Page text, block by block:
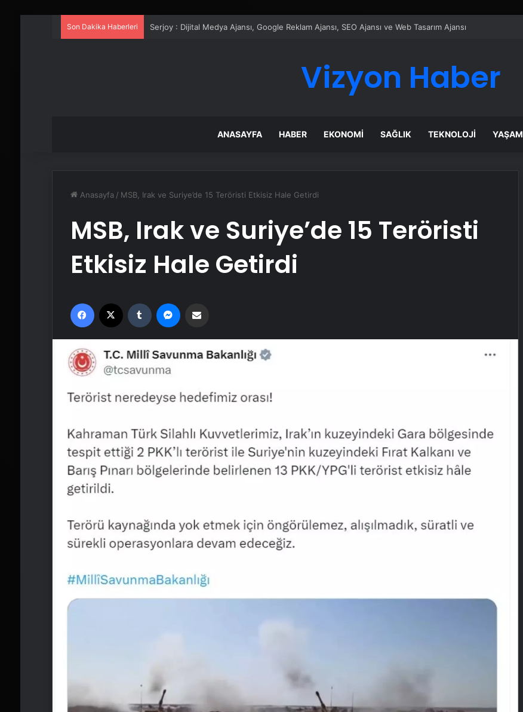
Son Dakika Haberleri UETDS Nedir ? Uetds.com İle Akıllı Dijital Taşımacılık Yazılımı
Vizyon Haber
ANASAYFA HABER EKONOMI SAĞLIK TEKNOLOJI YAŞAM
Anasayfa / MSB, Irak ve Suriye’de 15 Teröristi Etkisiz Hale Getirdi
MSB, Irak ve Suriye’de 15 Teröristi
Etkisiz Hale Getirdi
Facebook Tumblr